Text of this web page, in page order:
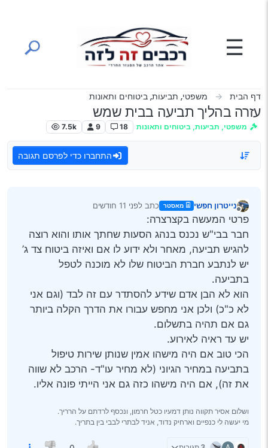
☰
דף הבית משפטי, תביעות, ביטוחים ותאונות
עזרה בהליך תביעה בבית שמש
משפטי, תביעות, ביטוחים ותאונות 18
9
7.5k
התחברו כדי לפרסם תגובה
נייטרון חפשי מאסטר כתב לפני 11 חודשים
נערך לאחרונה על ידי
פרטי המעשה בקצרצרה:
חבר בבי"ש נכנס בנהג הסעות שחתך אותו והוא רוצה
להגיש תביעה, מאחר ולא ידוע לו אם ואיזה ביטוח צד ג’
יש לנתבע חברת הביטוח שלו לא מוכנה לטפל
בתביעה.
הוא לא הבן אדם שידע להסתדר עם זה לבד (וגם אני
לא כ"כ) ולכן אני מחפש עבורו את הדרך הקלה ביותר
גם אם תהיה בתשלום.
יש עד ראיה לאירוע.
הכי טוב אם היה מישהו אמין שנותן שירות טיפול
בתביעה במחיר הגיוני (לא מחיר עו"ד- הרכב לא שווה
את זה), אם היה מישהו כזה גם אני הייתי פונה אליו.
ושלום אסיר תקווה נותן דמעיו כטל חרמון, ונכסף לרדתם על הרריך.
מי יעשה לי כנפיים וארחיק נדוד, אניד לבתרי לבבי בין בתריך.